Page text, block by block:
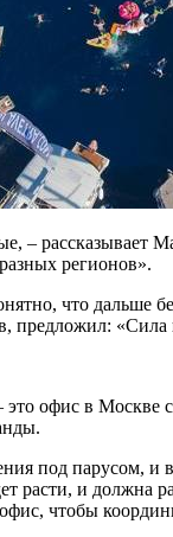
– рассказывает
регионов».
что дальше
предложил: «Сила
офис в Москве
под парусом, и
расти, и должна
чтобы